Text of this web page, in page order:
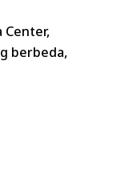
Center,
berbeda,